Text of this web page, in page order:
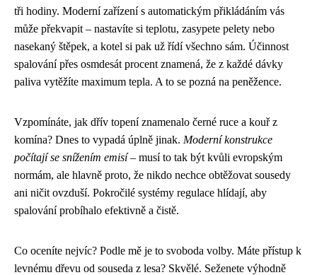
tři hodiny. Moderní zařízení s automatickým přikládáním vás
může překvapit – nastavíte si teplotu, zasypete pelety nebo
nasekaný štěpek, a kotel si pak už řídí všechno sám. Účinnost
spalování přes osmdesát procent znamená, že z každé dávky
paliva vytěžíte maximum tepla. A to se pozná na peněžence.
Vzpomínáte, jak dřív topení znamenalo černé ruce a kouř z
komína? Dnes to vypadá úplně jinak. Moderní konstrukce
počítají se snížením emisí– musí to tak být kvůli evropským
normám, ale hlavně proto, že nikdo nechce obtěžovat sousedy
ani ničit ovzduší. Pokročilé systémy regulace hlídají, aby
spalování probíhalo efektivně a čistě.
Co oceníte nejvíc? Podle mě je to svoboda volby. Máte přístup k
levnému dřevu od souseda z lesa? Skvělé. Seženete výhodně